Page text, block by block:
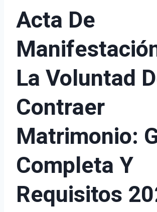
Acta De
La Voluntad
Contraer
Matrimonio:
Completa Y
Requisitos